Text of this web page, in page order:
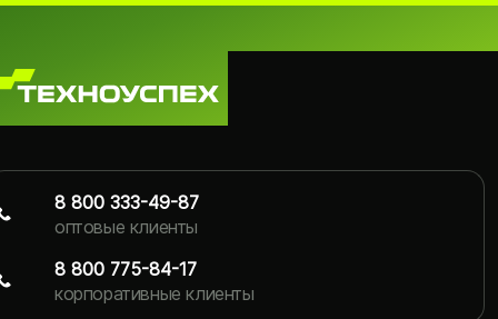
8 800 333-49-87
оптовые клиенты
8 800 775-84-17
корпоративные клиенты